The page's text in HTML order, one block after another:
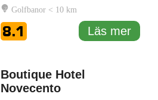
regionen Ligurien, inklusive det
berömda Cinque Terre. Med sina
rymliga och stilrikt inredda rum erbjuder
CDH Hotel La Spezia en avkopplande
Läs mer
Golfbanor < 10 km
8.1 Läs mer
Boutique Hotel
Novecento